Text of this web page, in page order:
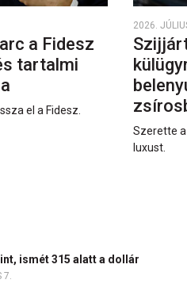
a Fidesz
tartalmi
el a Fidesz.
2026.
Szerette
luxust.
ismét 315 alatt a dollár
7.